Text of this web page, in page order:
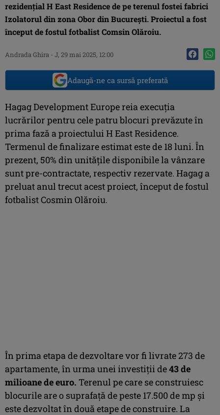
rezidențial H East Residence de pe terenul fostei fabrici
Izolatorul din zona Obor din București. Proiectul a fost
început de fostul fotbalist Comsin Olăroiu.
Andrada Ghira - J, 29 mai 2025, 12:00
Adaugă-ne ca sursă preferată
Hagag Development Europe reia execuția
lucrărilor pentru cele patru blocuri prevăzute în
prima fază a proiectului H East Residence.
Termenul de finalizare estimat este de 18 luni. În
prezent, 50% din unitățile disponibile la vânzare
sunt pre-contractate, respectiv rezervate. Hagag a
preluat anul trecut acest proiect, început de fostul
fotbalist Cosmin Olăroiu.
În prima etapa de dezvoltare vor fi livrate 273 de
apartamente, în urma unei investiții de43 de
milioane de euro. Terenul pe care se construiesc
blocurile are o suprafață de peste 17.500 de mp și
este dezvoltat în două etape de construire. La